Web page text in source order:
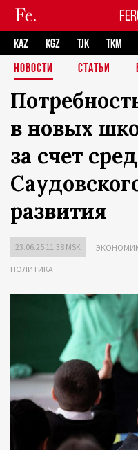
KAZ KGZ TJK TKM
НОВОСТИ
СТАТЬИ
в новых
за счет
развития
23.06.25 11:38 MSK
ПОЛИТИКА